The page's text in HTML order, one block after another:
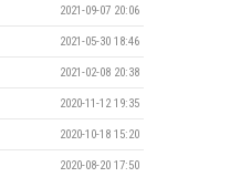
2021-09-07 20:06
2021-05-30 18:46
2021-02-08 20:38
2020-11-12 19:35
2020-10-18 15:20
2020-08-20 17:50